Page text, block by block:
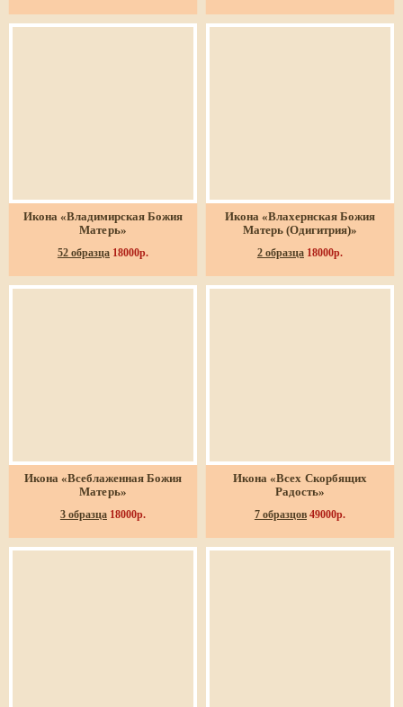
Икона «Владимирская Божия
Матерь»
52 образца 18000р.
Икона «Влахернская Божия
Матерь (Одигитрия)»
2 образца 18000р.
Икона «Всеблаженная Божия
Матерь»
3 образца 18000р.
Икона «Всех Скорбящих
Радость»
7 образцов 49000р.